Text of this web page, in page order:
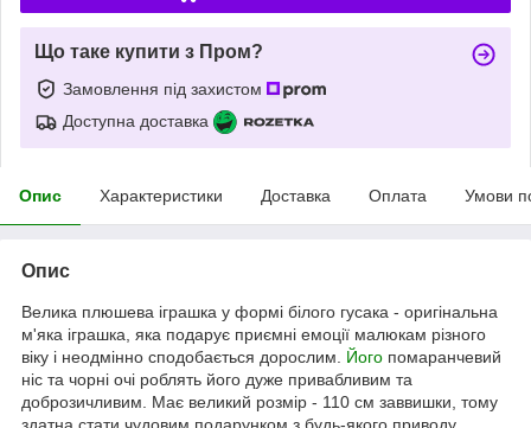
Що таке купити з Пром?
Замовлення під захистом
Доступна доставка
Опис Характеристики Доставка Оплата Умови
Опис
Велика плюшева іграшка у формі білого гусака - оригінальна
м'яка іграшка, яка подарує приємні емоції малюкам різного
віку і неодмінно сподобається дорослим. Його помаранчевий
ніс та чорні очі роблять його дуже привабливим та
доброзичливим. Має великий розмір - 110 см заввишки, тому
здатна стати чудовим подарунком з будь-якого приводу.